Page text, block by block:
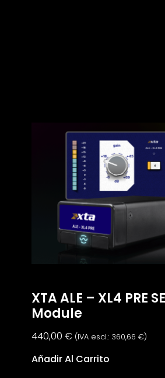
XTA ALE – XL4 PRE
Module
440,00 € (IVA escl.: 360,66 €)
Añadir Al Carrito